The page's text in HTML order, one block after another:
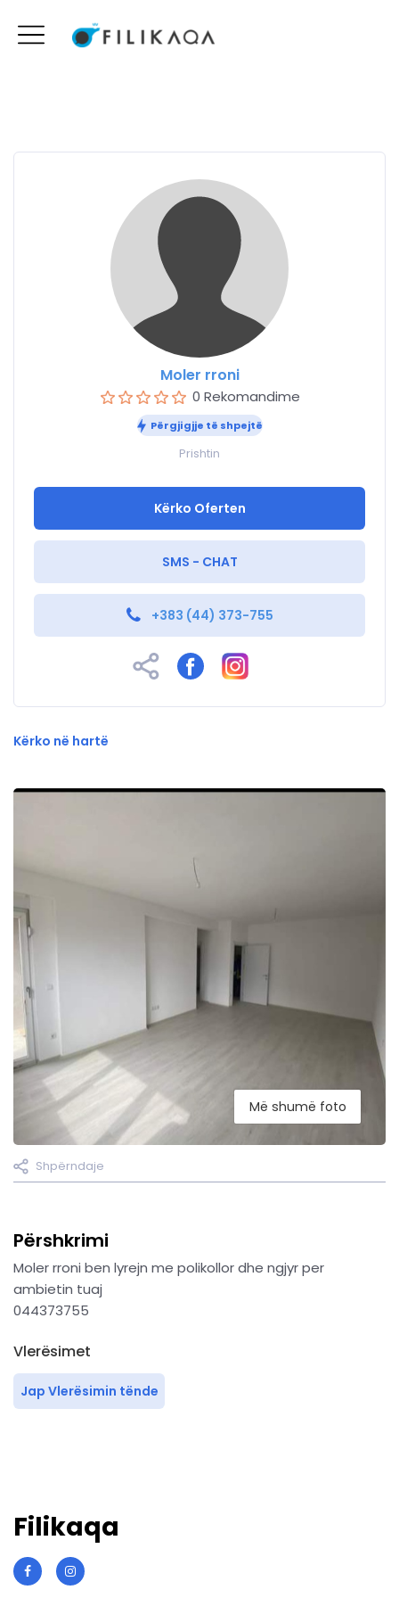
Më shumë foto
Shpërndaje
Përshkrimi
Moler rroni ben lyrejn me polikollor dhe ngjyr per
ambietin tuaj
044373755
Vlerësimet
Jap Vlerësimin tënde
Moler rroni
0 Rekomandime
Përgjigjje të shpejtë
Prishtin
Kërko Oferten
SMS - CHAT
+383 (44) 373-755
Kërko në hartë
Filikaqa